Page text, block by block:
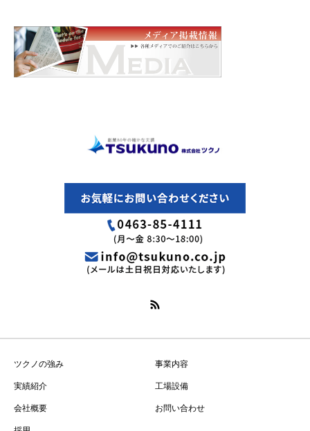
ツクノの強み
事業内容
実績紹介
工場設備
会社概要
お問い合わせ